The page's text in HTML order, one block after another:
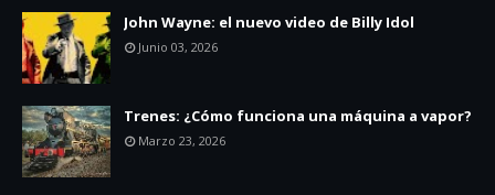
John Wayne: el nuevo video de Billy Idol
Junio 03, 2026
Trenes: ¿Cómo funciona una máquina a vapor?
Marzo 23, 2026